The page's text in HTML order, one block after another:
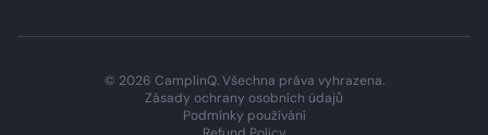
© 2026 CamplinQ. Všechna práva vyhrazena.
Zásady ochrany osobních údajů
Podmínky používání